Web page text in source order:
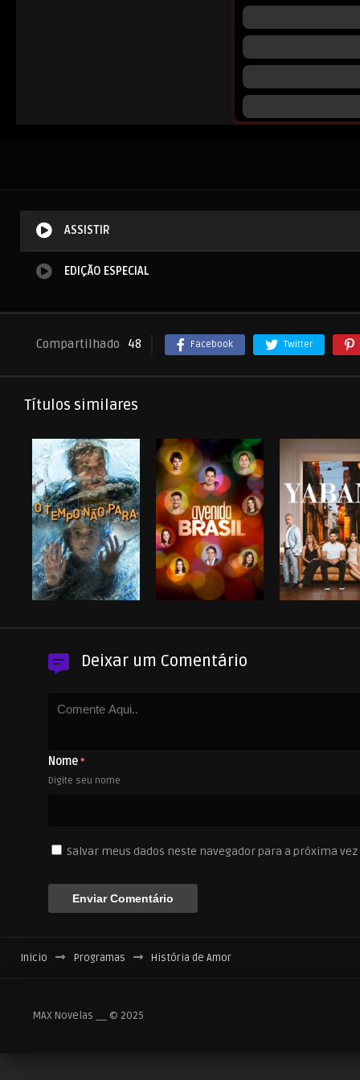
ASSISTIR
EDIÇÃO ESPECIAL
Compartilhado 48 Facebook Twitter
Títulos similares
Deixar um Comentário
Nome*
Digite seu nome
Salvar meus dados neste navegador para a próxima
Inicio Programas História de Amor
MAX Novelas __ © 2025